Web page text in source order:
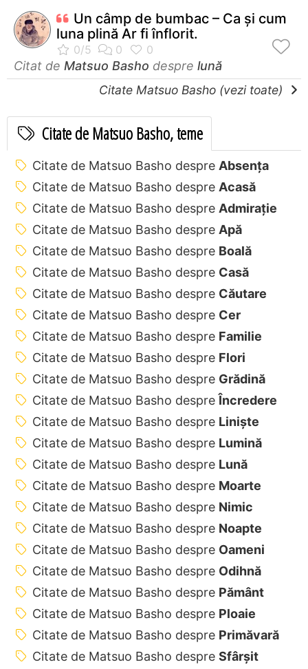
Un câmp de bumbac – Ca şi cum
luna plină Ar fi înflorit.
Citat de Matsuo Basho despre lună
Citate Matsuo Basho (vezi toate)
Citate de Matsuo Basho, teme
Citate de Matsuo Basho despre Absența
Citate de Matsuo Basho despre Acasă
Citate de Matsuo Basho despre Admirație
Citate de Matsuo Basho despre Apă
Citate de Matsuo Basho despre Boală
Citate de Matsuo Basho despre Casă
Citate de Matsuo Basho despre Căutare
Citate de Matsuo Basho despre Cer
Citate de Matsuo Basho despre Familie
Citate de Matsuo Basho despre Flori
Citate de Matsuo Basho despre Grădină
Citate de Matsuo Basho despreÎncredere
Citate de Matsuo Basho despre Liniște
Citate de Matsuo Basho despre Lumină
Citate de Matsuo Basho despre Lună
Citate de Matsuo Basho despre Moarte
Citate de Matsuo Basho despre Nimic
Citate de Matsuo Basho despre Noapte
Citate de Matsuo Basho despre Oameni
Citate de Matsuo Basho despre Odihnă
Citate de Matsuo Basho despre Pământ
Citate de Matsuo Basho despre Ploaie
Citate de Matsuo Basho despre Primăvară
Citate de Matsuo Basho despre Sfârșit